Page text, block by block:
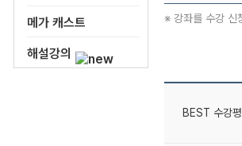
메가 캐스트
해설강의
※ 강좌를 수강 신
BEST 수강평